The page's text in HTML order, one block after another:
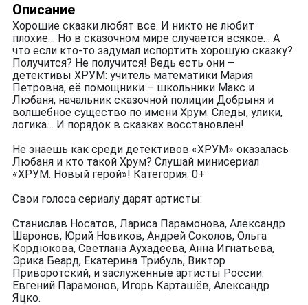
Описание
Хорошие сказки любят все. И никто не любит
плохие… Но в сказочном мире случается всякое… А
что если кто-то задумал испортить хорошую сказку?
Получится? Не получится! Ведь есть они –
детективы ХРУМ: учитель математики Мария
Петровна, её помощники – школьники Макс и
Любаня, начальник сказочной полиции Добрыня и
волшебное существо по имени Хрум. Следы, улики,
логика… И порядок в сказках восстановлен!
Не знаешь как среди детективов «ХРУМ» оказалась
Любаня и кто такой Хрум? Слушай минисериал
«ХРУМ. Новый герой»! Категория: 0+
Свои голоса сериалу дарят артисты:
Станислав Носатов, Лариса Парамонова, Александр
Шаронов, Юрий Новиков, Андрей Соколов, Ольга
Кордюкова, Светлана Аухадеева, Анна Игнатьева,
Эрика Беард, Екатерина Трибуль, Виктор
Приворотский, и заслуженные артисты России:
Евгений Парамонов, Игорь Карташёв, Александр
Яцко.